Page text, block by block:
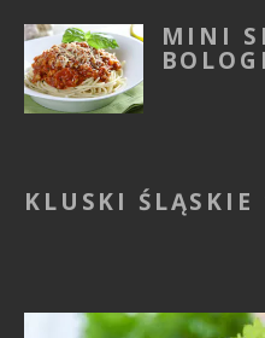
MINI
KLUSKI ŚLĄSKIE